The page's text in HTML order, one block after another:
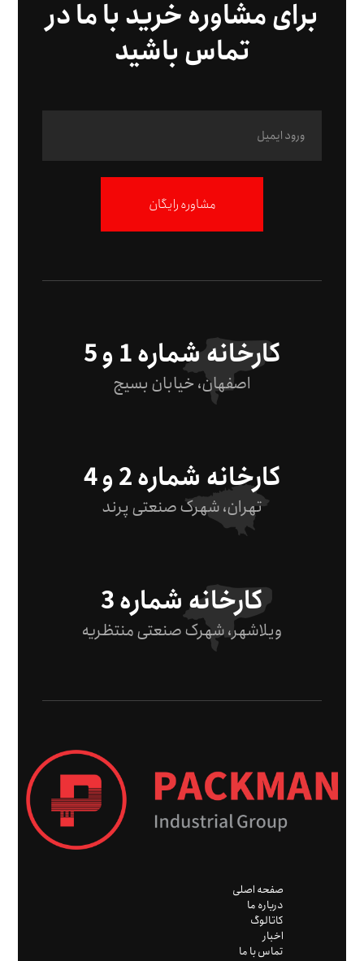
برای مشاوره خرید با ما در
تماس باشید
مشاوره رایگان
کارخانه شماره 1 و 5
اصفهان، خیابان بسیج
کارخانه شماره 2 و 4
تهران، شهرک صنعتی پرند
کارخانه شماره 3
ویلاشهر، شهرک صنعتی منتظریه
صفحه اصلی
درباره ما
کاتالوگ
اخبار
تماس با ما